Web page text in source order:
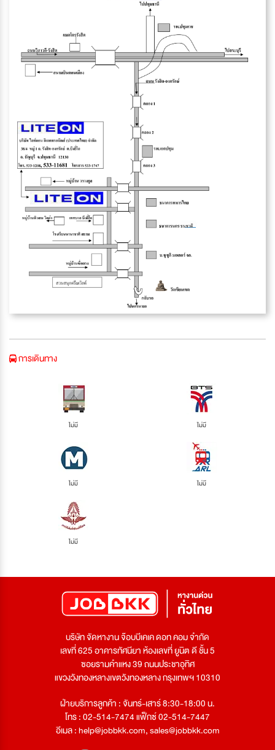
การเดินทาง
ไม่มี ไม่มี
ไม่มี ไม่มี
ไม่มี
บริษัท จัดหางาน จ๊อบบีเคเค ดอท คอม จำกัด
เลขที่ 625 อาคารทัศนียา ห้องเลขที่ ยูนิต ดี ชั้น 5
ซอยรามคำแหง 39 ถนนประชาอุทิศ
แขวงวังทองหลางเขตวังทองหลาง กรุงเทพฯ 10310
ฝ่ายบริการลูกค้า : จันทร์-เสาร์ 8:30-18:00 น.
โทร : 02-514-7474 แฟ็กซ์ 02-514-7447
อีเมล :help@jobbkk.com,sales@jobbkk.com